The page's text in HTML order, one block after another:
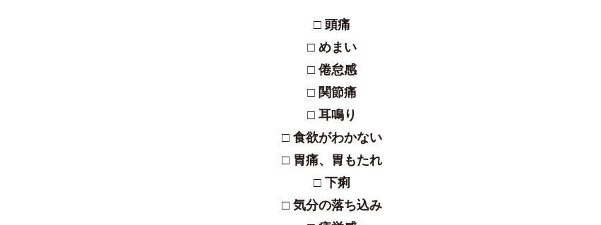
□ 頭痛
□ めまい
□ 倦怠感
□ 関節痛
□ 耳鳴り
□ 食欲がわかない
□ 胃痛、胃もたれ
□ 下痢
□ 気分の落ち込み